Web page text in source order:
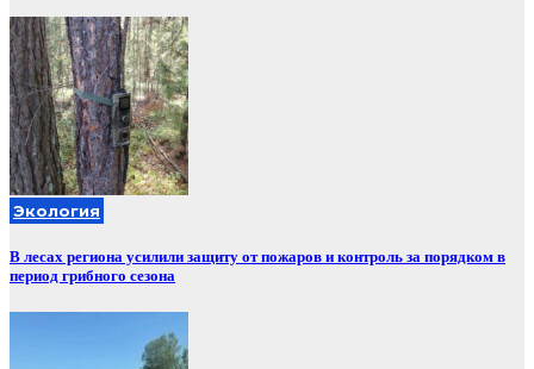
Экология
В лесах региона усилили защиту от пожаров и контроль за порядком в
период грибного сезона